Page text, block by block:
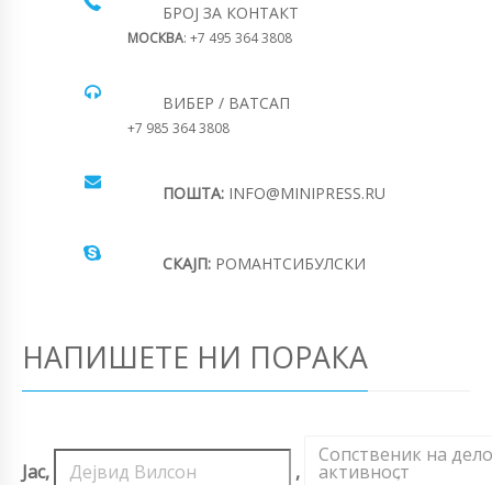
БРОЈ ЗА КОНТАКТ
МОСКВА: +7 495 364 3808
ВИБЕР / ВАТСАП
+7 985 364 3808
ПОШТА: INFO@MINIPRESS.RU
СКАЈП: РОМАНТСИБУЛСКИ
НАПИШЕТЕ НИ ПОРАКА
Јас, ,
Сопственик на
активност
,